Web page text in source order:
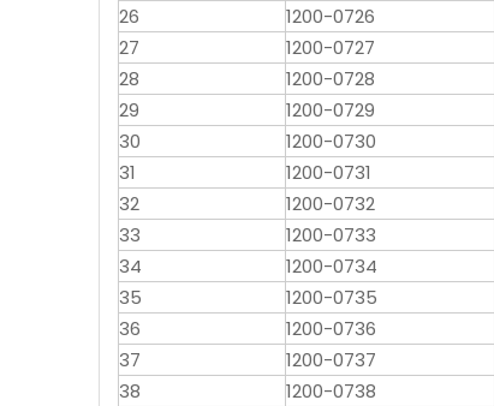
26
1200-0726
27
1200-0727
28
1200-0728
29
1200-0729
30
1200-0730
31
1200-0731
32
1200-0732
33
1200-0733
34
1200-0734
35
1200-0735
36
1200-0736
37
1200-0737
38
1200-0738